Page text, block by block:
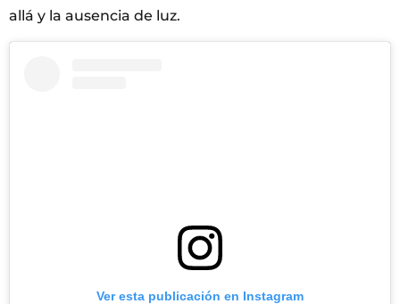
allá y la ausencia de luz.
Ver esta publicación en Instagram